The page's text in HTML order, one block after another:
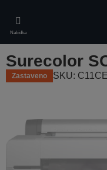
main
content
Nabídka
Surecolor
Zastaveno SKU: